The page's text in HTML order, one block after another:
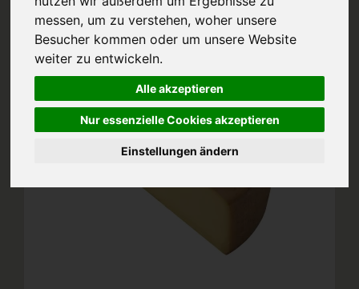
messen, um zu verstehen, woher unsere
Besucher kommen oder um unsere Website
weiter zu entwickeln.
Alle akzeptieren
Nur essenzielle Cookies akzeptieren
Einstellungen ändern
Aktion!
bis zum 15.8.2026